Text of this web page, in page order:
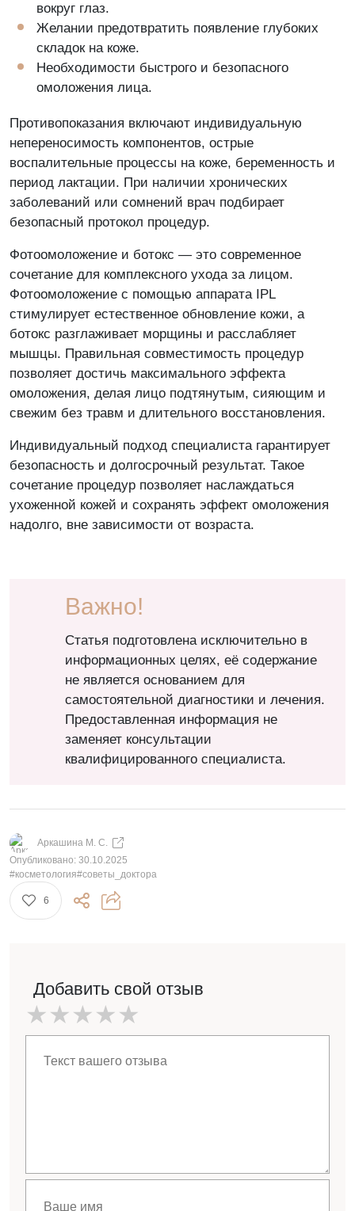
вокруг глаз.
Желании предотвратить появление глубоких
складок на коже.
Необходимости быстрого и безопасного
омоложения лица.
Противопоказания включают индивидуальную
непереносимость компонентов, острые
воспалительные процессы на коже, беременность и
период лактации. При наличии хронических
заболеваний или сомнений врач подбирает
безопасный протокол процедур.
Фотоомоложение и ботокс — это современное
сочетание для комплексного ухода за лицом.
Фотоомоложение с помощью аппарата IPL
стимулирует естественное обновление кожи, а
ботокс разглаживает морщины и расслабляет
мышцы. Правильная совместимость процедур
позволяет достичь максимального эффекта
омоложения, делая лицо подтянутым, сияющим и
свежим без травм и длительного восстановления.
Индивидуальный подход специалиста гарантирует
безопасность и долгосрочный результат. Такое
сочетание процедур позволяет наслаждаться
ухоженной кожей и сохранять эффект омоложения
надолго, вне зависимости от возраста.
Важно!
Статья подготовлена исключительно в
информационных целях, её содержание
не является основанием для
самостоятельной диагностики и лечения.
Предоставленная информация не
заменяет консультации
квалифицированного специалиста.
Аркашина М. С.
Опубликовано: 30.10.2025
#косметология#советы_доктора
6
Добавить свой отзыв
★
★
★
★
★